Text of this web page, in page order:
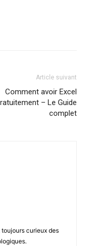
Article suivant
Comment avoir Excel
– Le Guide
complet
curieux des